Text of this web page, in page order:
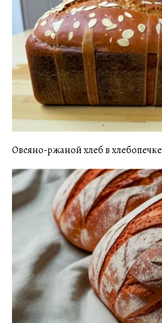
Овсяно-ржаной хлеб в хлебопечке